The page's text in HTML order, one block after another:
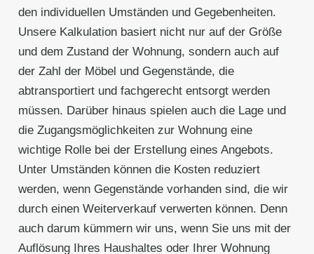
den individuellen Umständen und Gegebenheiten.
Unsere Kalkulation basiert nicht nur auf der Größe
und dem Zustand der Wohnung, sondern auch auf
der Zahl der Möbel und Gegenstände, die
abtransportiert und fachgerecht entsorgt werden
müssen. Darüber hinaus spielen auch die Lage und
die Zugangsmöglichkeiten zur Wohnung eine
wichtige Rolle bei der Erstellung eines Angebots.
Unter Umständen können die Kosten reduziert
werden, wenn Gegenstände vorhanden sind, die wir
durch einen Weiterverkauf verwerten können. Denn
auch darum kümmern wir uns, wenn Sie uns mit der
Auflösung Ihres Haushaltes oder Ihrer Wohnung